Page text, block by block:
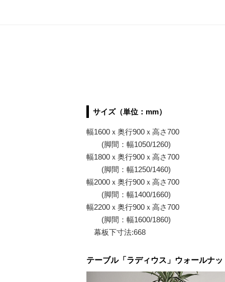
サイズ（単位：mm）
幅1600ｘ奥行900ｘ高さ700
(脚間：幅1050/1260)
幅1800ｘ奥行900ｘ高さ700
(脚間：幅1250/1460)
幅2000ｘ奥行900ｘ高さ700
(脚間：幅1400/1660)
幅2200ｘ奥行900ｘ高さ700
(脚間：幅1600/1860)
幕板下寸法:668
テーブル「ラディウス」ウォールナッ